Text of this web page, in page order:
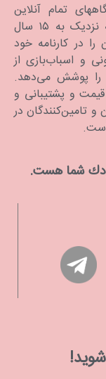
تمام آنلاین
سیسمونی و اسباب‌بازی در ایران است که نزدیک به ۱۵ سال
در کارنامه خود
و اسباب‌بازی از
از 5 سالگی کودک را پوشش می‌دهد.
و پشتیبانی و
تامین‌کنندگان در
شما هست.